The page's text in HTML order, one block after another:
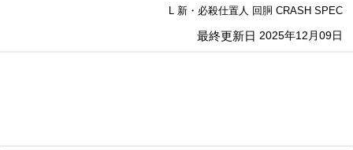
L 新・必殺仕置人 回胴 CRASH SPEC
最終更新日 2025年12月09日